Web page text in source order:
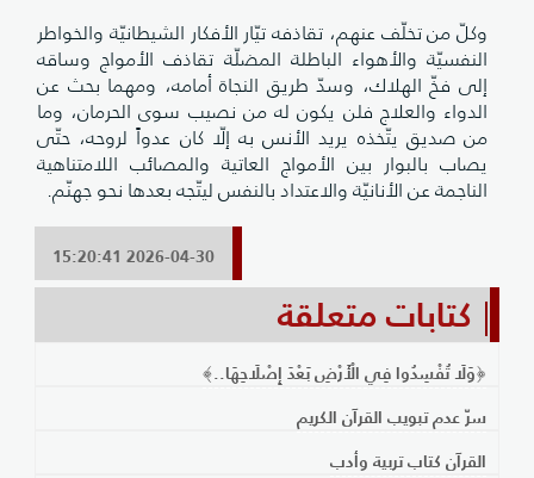
وكلّ من تخلّف عنهم، تقاذفه تيّار الأفكار الشيطانيّة والخواطر
النفسيّة والأهواء الباطلة المضلّة تقاذف الأمواج وساقه
إلى فخّ الهلاك، وسدّ طريق النجاة أمامه، ومهما بحث عن
الدواء والعلاج فلن يكون له من نصيب سوى الحرمان، وما
من صديق يتّخذه يريد الأنس به إلّا كان عدواً لروحه، حتّى‌
يصاب بالبوار بين الأمواج العاتية والمصائب اللامتناهية
الناجمة عن الأنانيّة والاعتداد بالنفس ليتّجه بعدها نحو جهنّم.
2026-04-30 15:20:41
كتابات متعلقة
﴿وَلَا تُفْسِدُوا فِي الْأَرْضِ بَعْدَ إِصْلَاحِهَا..﴾
سرّ عدم تبويب القرآن الكريم
القرآن كتاب تربية وأدب